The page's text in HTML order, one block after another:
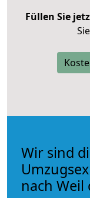
Füllen Sie
Wir sind
nach Weil